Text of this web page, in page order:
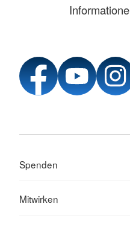
Spenden
Mitwirken